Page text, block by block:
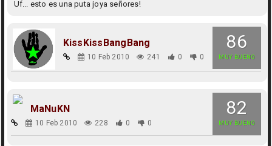
Uf... esto es una puta joya señores!
86
MUY BUENO
KissKissBangBang
10 Feb 2010 241 0 0
82
MUY BUENO
MaNuKN
10 Feb 2010 228 0 0